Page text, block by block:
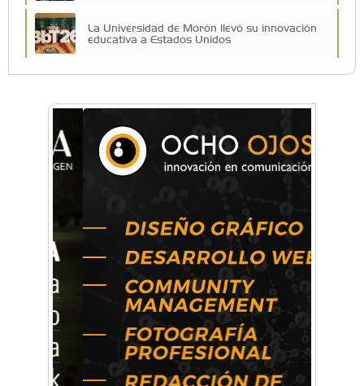
La Universidad de Morón llevó su innovación
educativa a Estados Unidos
La primera vez que Eva Perón voló en avión lo
hizo desde Morón
Mariana Croce: "Hoy las empresas necesitan
Música, teatro, yoga, danza y mucho más:
Conocé todos los talleres para aprender y
disfrutar en la Zona Oeste